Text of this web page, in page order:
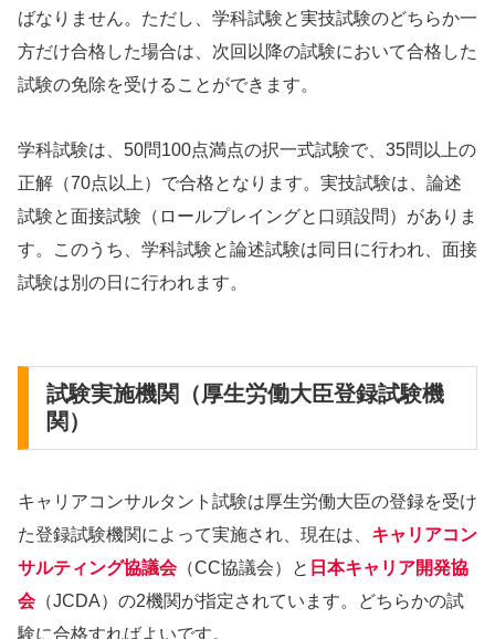
ばなりません。ただし、学科試験と実技試験のどちらか一
方だけ合格した場合は、次回以降の試験において合格した
試験の免除を受けることができます。
学科試験は、50問100点満点の択一式試験で、35問以上の
正解（70点以上）で合格となります。実技試験は、論述
試験と面接試験（ロールプレイングと口頭設問）がありま
す。このうち、学科試験と論述試験は同日に行われ、面接
試験は別の日に行われます。
試験実施機関（厚生労働大臣登録試験機
関）
キャリアコンサルタント試験は厚生労働大臣の登録を受け
た登録試験機関によって実施され、現在は、 キャリアコン
サルティング協議会（CC協議会）と 日本キャリア開発協
会（JCDA）の2機関が指定されています。どちらかの試
験に合格すればよいです。